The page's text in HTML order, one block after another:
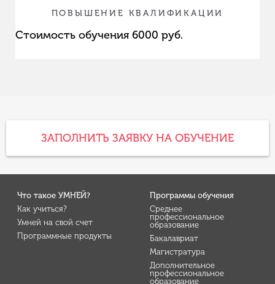
ПОВЫШЕНИЕ КВАЛИФИКАЦИИ
Стоимость обучения 6000 руб.
ЗАПОЛНИТЬ ЗАЯВКУ НА ОБУЧЕНИЕ
Что такое УМНЕЙ?
Как учиться?
Умней на свой счет
Программные продукты
Программы обучения
Среднее
профессиональное
образование
Бакалавриат
Магистратура
Дополнительное
профессиональное
образование